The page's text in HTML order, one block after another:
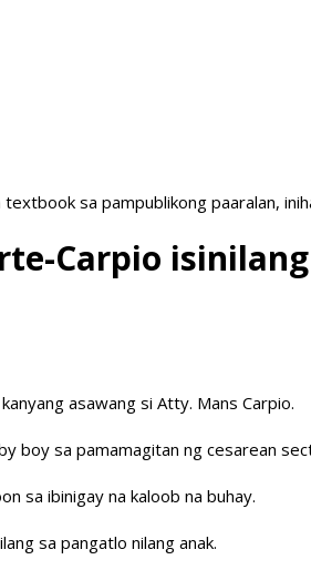
sa pampublikong paaralan,
Carpio
asawang si Atty. Mans Carpio.
boy sa pamamagitan ng cesarean
sa ibinigay na kaloob na buhay.
sa pangatlo nilang anak.